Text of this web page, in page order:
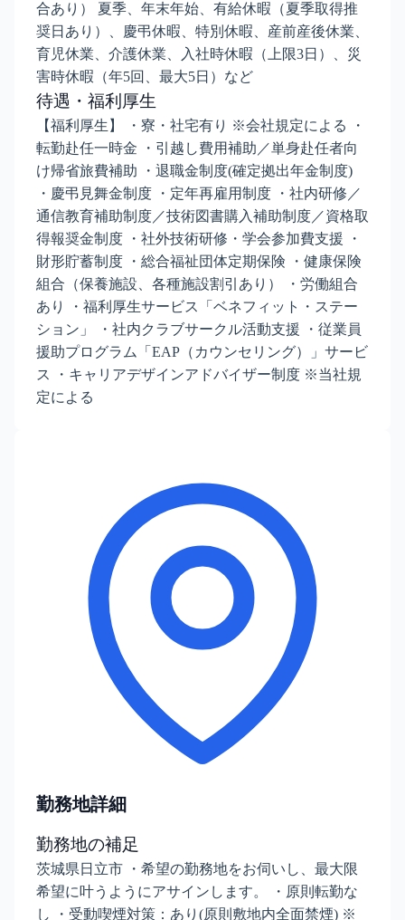
合あり） 夏季、年末年始、有給休暇（夏季取得推
奨日あり）、慶弔休暇、特別休暇、産前産後休業、
育児休業、介護休業、入社時休暇（上限3日）、災
害時休暇（年5回、最大5日）など
待遇・福利厚生
【福利厚生】 ・寮・社宅有り ※会社規定による ・
転勤赴任一時金 ・引越し費用補助／単身赴任者向
け帰省旅費補助 ・退職金制度(確定拠出年金制度)
・慶弔見舞金制度 ・定年再雇用制度 ・社内研修／
通信教育補助制度／技術図書購入補助制度／資格取
得報奨金制度 ・社外技術研修・学会参加費支援 ・
財形貯蓄制度 ・総合福祉団体定期保険 ・健康保険
組合（保養施設、各種施設割引あり） ・労働組合
あり ・福利厚生サービス「ベネフィット・ステー
ション」 ・社内クラブサークル活動支援 ・従業員
援助プログラム「EAP（カウンセリング）」サービ
ス ・キャリアデザインアドバイザー制度 ※当社規
定による
勤務地詳細
勤務地の補足
茨城県日立市 ・希望の勤務地をお伺いし、最大限
希望に叶うようにアサインします。 ・原則転勤な
し ・受動喫煙対策：あり(原則敷地内全面禁煙) ※